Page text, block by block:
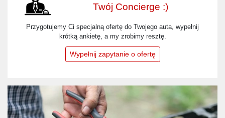
Twój Concierge :)
Przygotujemy Ci specjalną ofertę do Twojego auta, wypełnij
krótką ankietę, a my zrobimy resztę.
Wypełnij zapytanie o ofertę